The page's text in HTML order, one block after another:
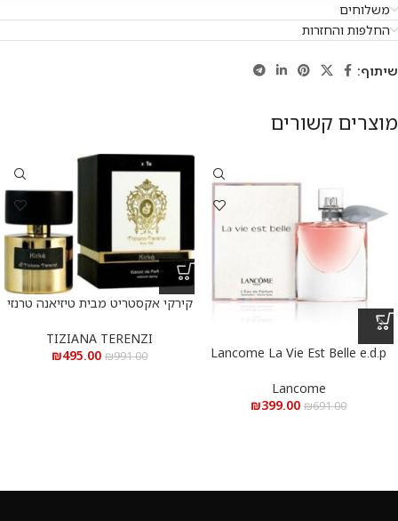
משלוחים
החלפות והחזרות
שיתוף:
מוצרים קשורים
Lancome La Vie Est Belle e.d.p
100 מ”ל
Lancome
₪691.00
₪399.00
קירקי אקסטריט מבית טיזיאנה טרנזי
Parfum 100 ml
TIZIANA TERENZI
₪991.00
₪495.00